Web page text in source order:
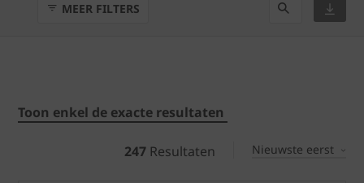
MEER FILTERS
Toon enkel de exacte resultaten
247 Resultaten Nieuwste eerst